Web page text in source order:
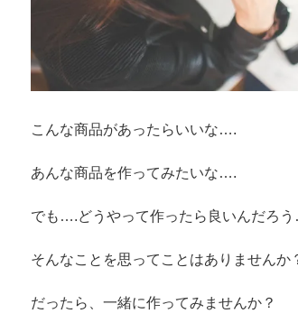
こんな商品があったらいいな….
あんな商品を作ってみたいな….
でも….どうやって作ったら良いんだろ
そんなことを思ってことはありませんか
だったら、一緒に作ってみませんか？